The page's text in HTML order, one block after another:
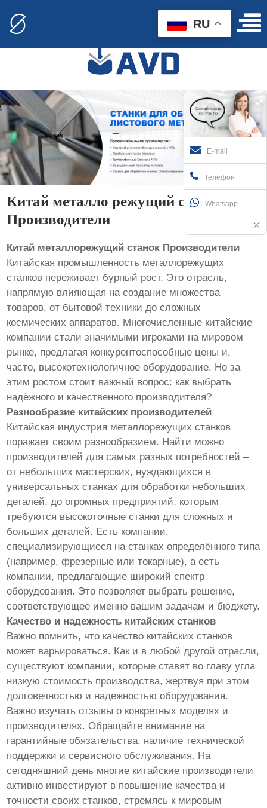
Китай металло режущий станок
Производители
Китай металлорежущий станок Производители
Китайская промышленность металлорежущих
станков переживает бурный рост. Это отрасль,
напрямую влияющая на создание множества
товаров, от бытовой техники до сложных
космических аппаратов. Многочисленные китайские
компании стали значимыми игроками на мировом
рынке, предлагая конкурентоспособные цены и,
часто, высокотехнологичное оборудование. Но за
этим ростом стоит важный вопрос: как выбрать
надёжного и качественного производителя?
Разнообразие китайских производителей
Китайская индустрия металлорежущих станков
поражает своим разнообразием. Найти можно
производителей для самых разных потребностей –
от небольших мастерских, нуждающихся в
универсальных станках для обработки небольших
деталей, до огромных предприятий, которым
требуются высокоточные станки для сложных и
больших деталей. Есть компании,
специализирующиеся на станках определённого типа
(например, фрезерные или токарные), а есть
компании, предлагающие широкий спектр
оборудования. Это позволяет выбрать решение,
соответствующее именно вашим задачам и бюджету.
Качество и надежность китайских станков
Важно помнить, что качество китайских станков
может варьироваться. Как и в любой другой отрасли,
существуют компании, которые ставят во главу угла
низкую стоимость производства, жертвуя при этом
долговечностью и надежностью оборудования.
Важно изучать отзывы о конкретных моделях и
производителях. Обращайте внимание на
гарантийные обязательства, наличие технической
поддержки и сервисного обслуживания. На
сегодняшний день многие китайские производители
активно инвестируют в повышение качества и
точности своих станков, стремясь к мировым
E-mail
Телефон
Whatsapp
RU